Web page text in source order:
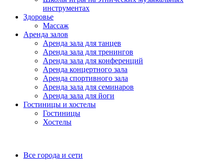
инструментах
Здоровье
Массаж
Аренда залов
Аренда зала для танцев
Аренда зала для тренингов
Аренда зала для конференций
Аренда концертного зала
Аренда спортивного зала
Аренда зала для семинаров
Аренда зала для йоги
Гостиницы и хостелы
Гостиницы
Хостелы
Все города и сети